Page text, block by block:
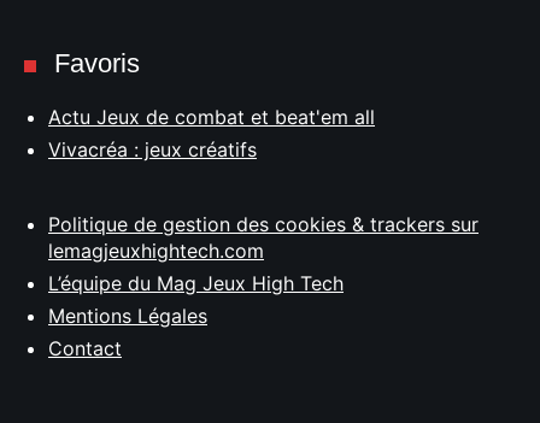
Favoris
Actu Jeux de combat et beat'em all
Vivacréa : jeux créatifs
Politique de gestion des cookies & trackers sur
lemagjeuxhightech.com
L’équipe du Mag Jeux High Tech
Mentions Légales
Contact